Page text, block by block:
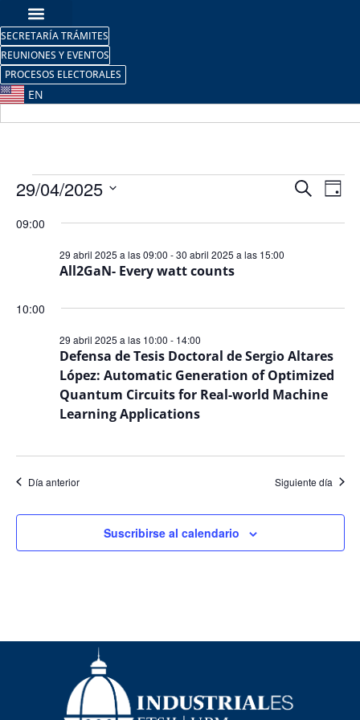
SECRETARÍA TRÁMITES
REUNIONES Y EVENTOS
PROCESOS ELECTORALES
EN
de
de
BuscarDía
29/04/2025
la
fecha.
09:00
All2GaN- Every watt counts
29 abril 2025 a las 09:00 -30 abril 2025 a las 15:00
10:00
Defensa de Tesis Doctoral de Sergio Altares
López: Automatic Generation of Optimized
Quantum Circuits for Real-world Machine
Learning Applications
29 abril 2025 a las 10:00 - 14:00
Día anterior Siguiente día
Suscribirse al calendario